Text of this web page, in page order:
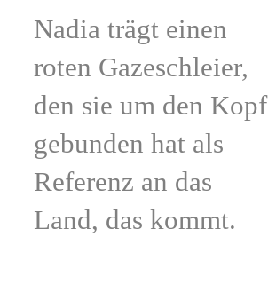
Nadia trägt einen
roten Gazeschleier,
den sie um den Kopf
gebunden hat als
Referenz an das
Land, das kommt.